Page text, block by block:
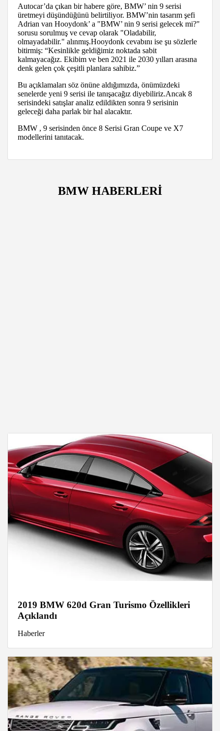
Autocar’da çıkan bir habere göre, BMW’ nin 9 serisi
üretmeyi düşündüğünü belirtiliyor. BMW’nin tasarım şefi
Adrian van Hooydonk’ a "BMW’ nin 9 serisi gelecek mi?"
sorusu sorulmuş ve cevap olarak "Oladabilir,
olmayadabilir." alınmış.Hooydonk cevabını ise şu sözlerle
bitirmiş: “Kesinlikle geldiğimiz noktada sabit
kalmayacağız. Ekibim ve ben 2021 ile 2030 yılları arasına
denk gelen çok çeşitli planlara sahibiz.”
Bu açıklamaları söz önüne aldığımızda, önümüzdeki
senelerde yeni 9 serisi ile tanışacağız diyebiliriz.Ancak 8
serisindeki satışlar analiz edildikten sonra 9 serisinin
geleceği daha parlak bir hal alacaktır.
BMW , 9 serisinden önce 8 Serisi Gran Coupe ve X7
modellerini tanıtacak.
BMW HABERLERİ
2019 BMW 620d Gran Turismo Özellikleri
Açıklandı
Haberler